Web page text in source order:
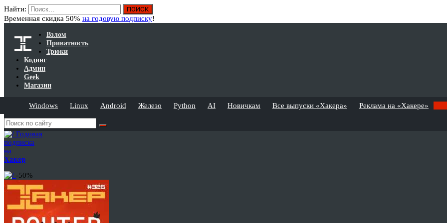
Найти:
Временная скидка 50% на годовую подписку!
Взлом
Приватность
Трюки
Кодинг
Админ
Geek
Магазин
Windows Linux Android Железо Python AI Новичкам Все выпуски «Хакера» Реклама на «Хакере»
Годовая
подписка
на
Хакер
-50%